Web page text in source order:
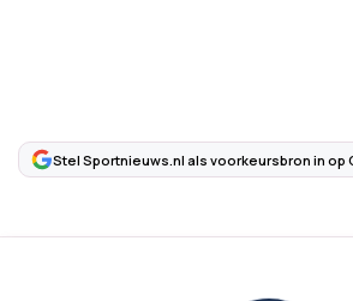
Stel Sportnieuws.nl als voorkeursbron in op